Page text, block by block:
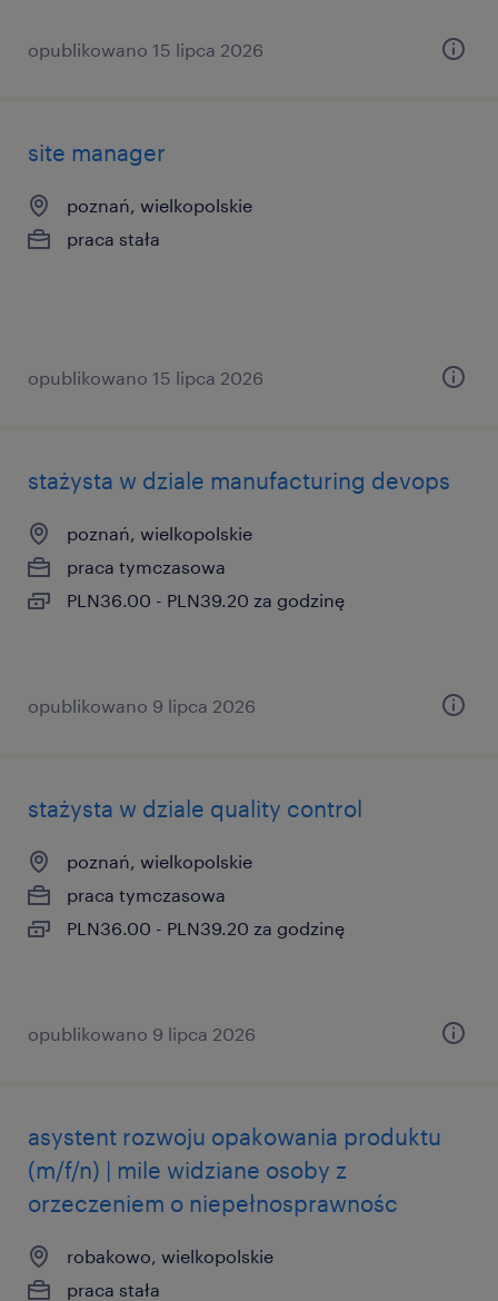
opublikowano 15 lipca 2026
site manager
poznań, wielkopolskie
praca stała
opublikowano 15 lipca 2026
stażysta w dziale manufacturing devops
poznań, wielkopolskie
praca tymczasowa
PLN36.00 - PLN39.20 za godzinę
opublikowano 9 lipca 2026
stażysta w dziale quality control
poznań, wielkopolskie
praca tymczasowa
PLN36.00 - PLN39.20 za godzinę
opublikowano 9 lipca 2026
asystent rozwoju opakowania produktu
(m/f/n) | mile widziane osoby z
orzeczeniem o niepełnosprawnośc
robakowo, wielkopolskie
praca stała